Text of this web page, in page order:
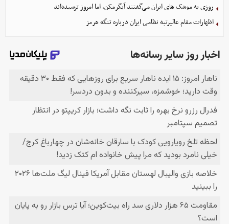
روزی به موشک‌ های ایران می‌گفتند آبگرمکن، اما امروز ترسیده‌اند
اظهارات مقام عالیرتبه نظامی ایران درباره تنگه هرمز